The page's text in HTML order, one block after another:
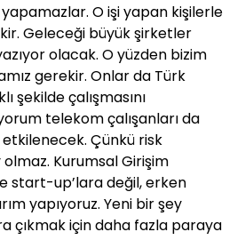
O işi yapan kişilerle
Geleceği büyük şirketler
olacak. O yüzden bizim
gerekir. Onlar da Türk
şekilde çalışmasını
telekom çalışanları da
Çünkü risk
Kurumsal Girişim
start-up’lara değil, erken
yapıyoruz. Yeni bir şey
çıkmak için daha fazla paraya